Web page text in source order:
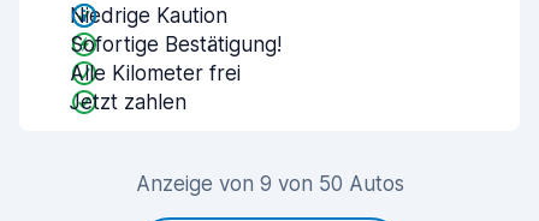
Niedrige Kaution
Sofortige Bestätigung!
Alle Kilometer frei
Jetzt zahlen
Anzeige von 9 von 50 Autos